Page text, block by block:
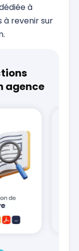
à
à revenir sur
agence